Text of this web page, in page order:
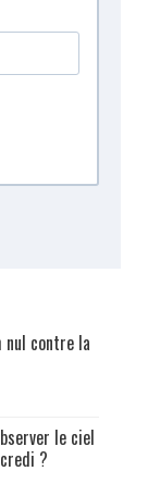
nul contre la
le ciel
?